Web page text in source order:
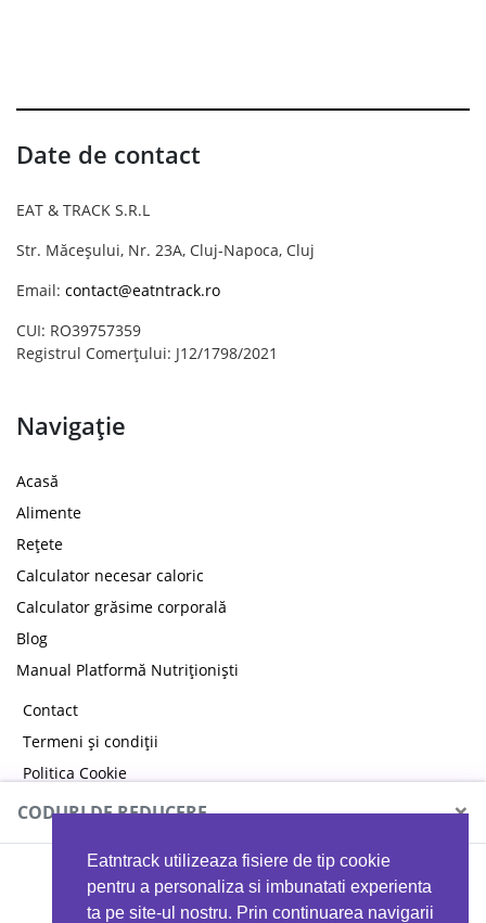
Eatntrack utilizeaza fisiere de tip cookie
pentru a personaliza si imbunatati experienta
ta pe site-ul nostru. Prin continuarea navigarii
Date de contact
EAT & TRACK S.R.L
Str. Măceșului, Nr. 23A, Cluj-Napoca, Cluj
Email: contact@eatntrack.ro
CUI: RO39757359
Registrul Comerțului: J12/1798/2021
Navigație
Acasă
Alimente
Rețete
Calculator necesar caloric
Calculator grăsime corporală
Blog
Manual Platformă Nutriționiști
Contact
Termeni și condiții
Politica Cookie
Politica de confidențialitate
CODURI DE REDUCERE ×
MYPROTEIN